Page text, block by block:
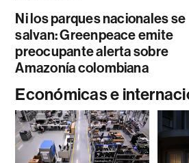
Ni los parques nacionales se
salvan: Greenpeace emite
preocupante alerta sobre
Amazonía colombiana
Económicas e